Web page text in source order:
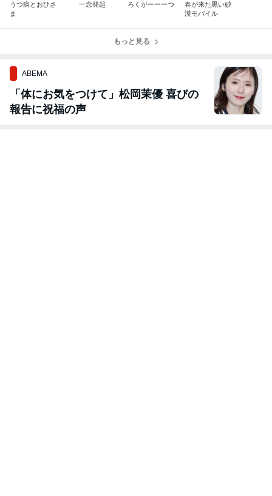
うつ病とおひさ
ま
一念発起 ろくがーーーつ
春が来た黒い砂
漠モバイル
もっと見る
ABEMA
「体にお気をつけて」松岡茉優 喜びの
報告に祝福の声